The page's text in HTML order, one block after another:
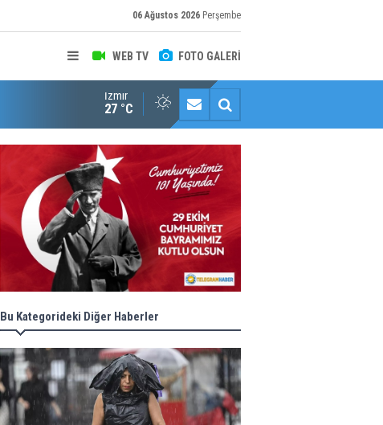
06 Ağustos 2026 Perşembe
WEB TV FOTO GALERİ
Halk istedi, ESHOT düzenledi
İzmir
27 °C
Bu Kategorideki Diğer Haberler